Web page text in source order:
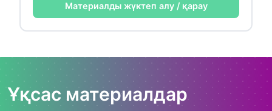
Материалды жүктеп алу / қарау
Ұқсас материалдар